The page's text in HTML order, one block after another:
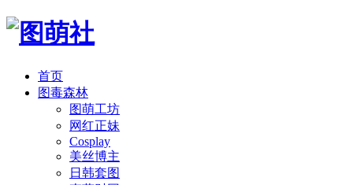
首页
图毒森林
图萌工坊
网红正妹
Cosplay
美丝博主
日韩套图